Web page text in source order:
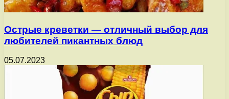
Острые креветки — отличный выбор для
любителей пикантных блюд
05.07.2023